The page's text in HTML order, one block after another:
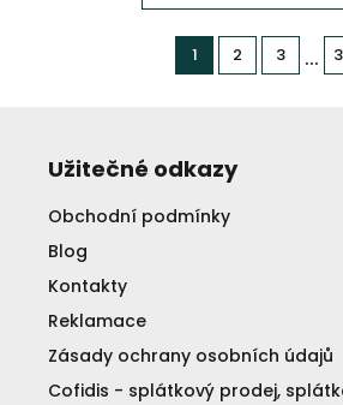
1 2 3 ...
Užitečné odkazy
Obchodní podmínky
Blog
Kontakty
Reklamace
Zásady ochrany osobních údajů
Cofidis - splátkový prodej,